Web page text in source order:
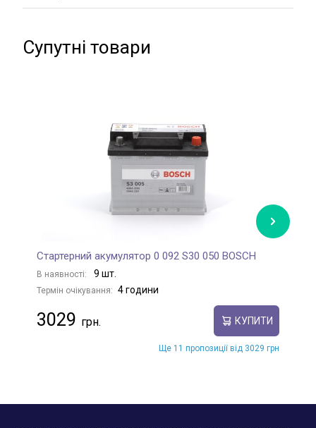
Супутні товари
Стартерний акумулятор 0 092 S30 050 BOSCH
В наявності: 9 шт.
Термін очікування: 4 години
3029 КУПИТИ
Ще 11 пропозиції від 3029 грн